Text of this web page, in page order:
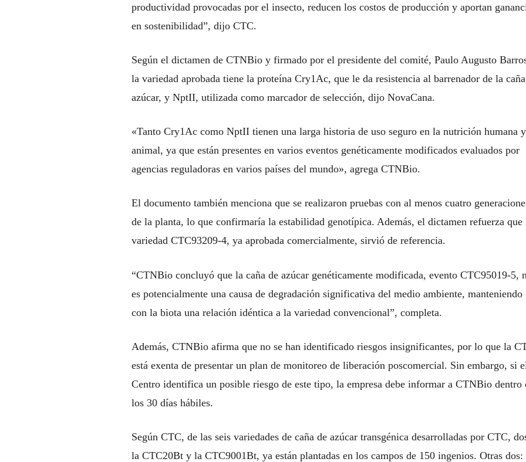
productividad provocadas por el insecto, reducen los costos de producción y aportan
en sostenibilidad”, dijo CTC.
Según el dictamen de CTNBio y firmado por el presidente del comité, Paulo Augusto
la variedad aprobada tiene la proteína Cry1Ac, que le da resistencia al barrenador de la
azúcar, y NptII, utilizada como marcador de selección, dijo NovaCana.
«Tanto Cry1Ac como NptII tienen una larga historia de uso seguro en la nutrición humana y
animal, ya que están presentes en varios eventos genéticamente modificados evaluados por
agencias reguladoras en varios países del mundo», agrega CTNBio.
El documento también menciona que se realizaron pruebas con al menos cuatro
de la planta, lo que confirmaría la estabilidad genotípica. Además, el dictamen refuerza que
variedad CTC93209-4, ya aprobada comercialmente, sirvió de referencia.
“CTNBio concluyó que la caña de azúcar genéticamente modificada, evento CTC95019-5,
es potencialmente una causa de degradación significativa del medio ambiente, manteniendo
con la biota una relación idéntica a la variedad convencional”, completa.
Además, CTNBio afirma que no se han identificado riesgos insignificantes, por lo que la
está exenta de presentar un plan de monitoreo de liberación poscomercial. Sin embargo, si
Centro identifica un posible riesgo de este tipo, la empresa debe informar a CTNBio dentro
los 30 días hábiles.
Según CTC, de las seis variedades de caña de azúcar transgénica desarrolladas por CTC,
la CTC20Bt y la CTC9001Bt, ya están plantadas en los campos de 150 ingenios. Otras dos: